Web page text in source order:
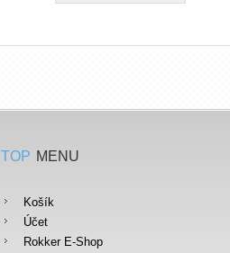
TOP MENU
Košík
Účet
Rokker E-Shop